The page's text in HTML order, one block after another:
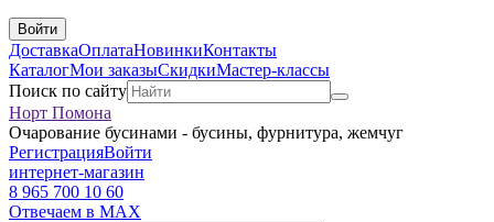
Войти
ДоставкаОплатаНовинкиКонтакты
КаталогМои заказыСкидкиМастер-классы
Поиск по сайту
Норт Помона
Очарование бусинами - бусины, фурнитура, жемчуг
РегистрацияВойти
интернет-магазин
8 965 700 10 60
Отвечаем в MAX